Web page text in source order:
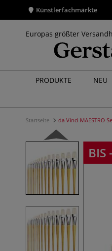
Künstlerfachmärkte
Europas größter
PRODUKTE NEU
Startseite da Vinci MAESTRO
BIS